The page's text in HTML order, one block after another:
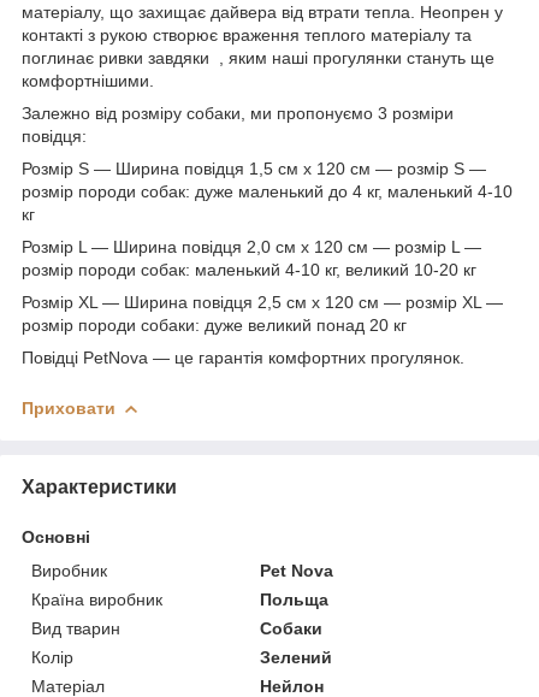
матеріалу, що захищає дайвера від втрати тепла. Неопрен у
контакті з рукою створює враження теплого матеріалу та
поглинає ривки завдяки , яким наші прогулянки стануть ще
комфортнішими.
Залежно від розміру собаки, ми пропонуємо 3 розміри
повідця:
Розмір S — Ширина повідця 1,5 см х 120 см — розмір S —
розмір породи собак: дуже маленький до 4 кг, маленький 4-10
кг
Розмір L — Ширина повідця 2,0 см x 120 см — розмір L —
розмір породи собак: маленький 4-10 кг, великий 10-20 кг
Розмір XL — Ширина повідця 2,5 см х 120 см — розмір XL —
розмір породи собаки: дуже великий понад 20 кг
Повідці PetNova — це гарантія комфортних прогулянок.
Приховати
Характеристики
Основні
Виробник
Pet Nova
Країна виробник
Польща
Вид тварин
Собаки
Колір
Зелений
Матеріал
Нейлон